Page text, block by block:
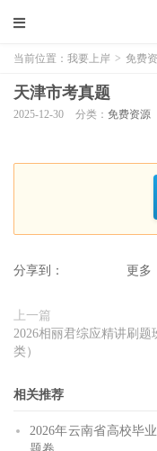
当前位置： 我要上岸 > 免费
天津市考真题
2025-12-30 分类： 免费资源
分享到： 更多
上一篇
2026相丽君综应精讲刷题
类）
相关推荐
2026年云南省高校毕